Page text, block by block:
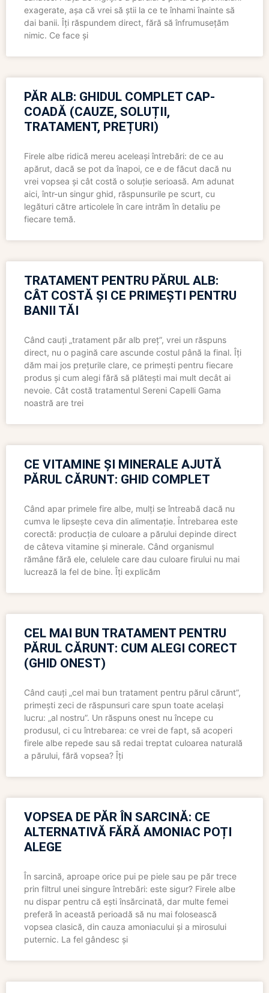
exagerate, așa că vrei să știi la ce te înhami înainte să
dai banii. Îți răspundem direct, fără să înfrumusețăm
nimic. Ce face și
PĂR ALB: GHIDUL COMPLET CAP-
COADĂ (CAUZE, SOLUȚII,
TRATAMENT, PREȚURI)
Firele albe ridică mereu aceleași întrebări: de ce au
apărut, dacă se pot da înapoi, ce e de făcut dacă nu
vrei vopsea și cât costă o soluție serioasă. Am adunat
aici, într-un singur ghid, răspunsurile pe scurt, cu
legături către articolele în care intrăm în detaliu pe
fiecare temă.
TRATAMENT PENTRU PĂRUL ALB:
CÂT COSTĂ ȘI CE PRIMEȘTI PENTRU
BANII TĂI
Când cauți „tratament păr alb preț”, vrei un răspuns
direct, nu o pagină care ascunde costul până la final. Îți
dăm mai jos prețurile clare, ce primești pentru fiecare
produs și cum alegi fără să plătești mai mult decât ai
nevoie. Cât costă tratamentul Sereni Capelli Gama
noastră are trei
CE VITAMINE ȘI MINERALE AJUTĂ
PĂRUL CĂRUNT: GHID COMPLET
Când apar primele fire albe, mulți se întreabă dacă nu
cumva le lipsește ceva din alimentație. Întrebarea este
corectă: producția de culoare a părului depinde direct
de câteva vitamine și minerale. Când organismul
rămâne fără ele, celulele care dau culoare firului nu mai
lucrează la fel de bine. Îți explicăm
CEL MAI BUN TRATAMENT PENTRU
PĂRUL CĂRUNT: CUM ALEGI CORECT
(GHID ONEST)
Când cauți „cel mai bun tratament pentru părul cărunt”,
primești zeci de răspunsuri care spun toate același
lucru: „al nostru”. Un răspuns onest nu începe cu
produsul, ci cu întrebarea: ce vrei de fapt, să acoperi
firele albe repede sau să redai treptat culoarea naturală
a părului, fără vopsea? Îți
VOPSEA DE PĂR ÎN SARCINĂ: CE
ALTERNATIVĂ FĂRĂ AMONIAC POȚI
ALEGE
În sarcină, aproape orice pui pe piele sau pe păr trece
prin filtrul unei singure întrebări: este sigur? Firele albe
nu dispar pentru că ești însărcinată, dar multe femei
preferă în această perioadă să nu mai folosească
vopsea clasică, din cauza amoniacului și a mirosului
puternic. La fel gândesc și